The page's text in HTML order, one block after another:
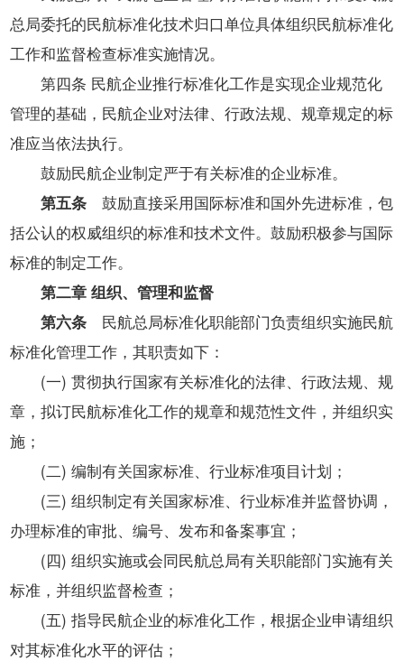
总局委托的民航标准化技术归口单位具体组织民航标准化
工作和监督检查标准实施情况。
第四条 民航企业推行标准化工作是实现企业规范化
管理的基础，民航企业对法律、行政法规、规章规定的标
准应当依法执行。
鼓励民航企业制定严于有关标准的企业标准。
第五条鼓励直接采用国际标准和国外先进标准，包
括公认的权威组织的标准和技术文件。鼓励积极参与国际
标准的制定工作。
第二章 组织、管理和监督
第六条民航总局标准化职能部门负责组织实施民航
标准化管理工作，其职责如下：
(一) 贯彻执行国家有关标准化的法律、行政法规、规
章，拟订民航标准化工作的规章和规范性文件，并组织实
施；
(二) 编制有关国家标准、行业标准项目计划；
(三) 组织制定有关国家标准、行业标准并监督协调，
办理标准的审批、编号、发布和备案事宜；
(四) 组织实施或会同民航总局有关职能部门实施有关
标准，并组织监督检查；
(五) 指导民航企业的标准化工作，根据企业申请组织
对其标准化水平的评估；